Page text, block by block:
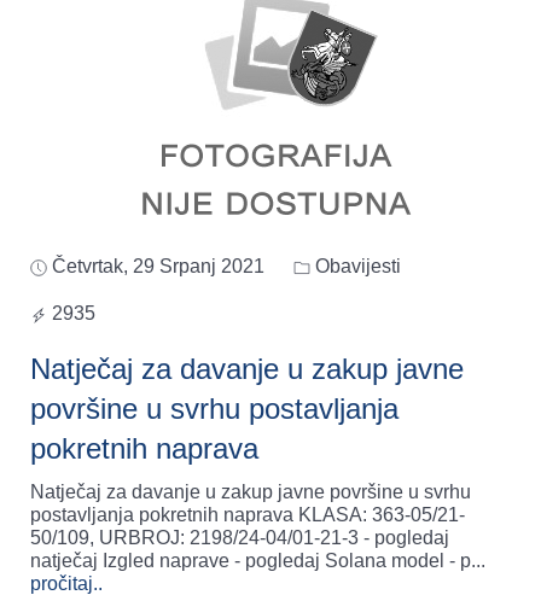
Četvrtak, 29 Srpanj 2021 Obavijesti
2935
Natječaj za davanje u zakup javne
površine u svrhu postavljanja
pokretnih naprava
Natječaj za davanje u zakup javne površine u svrhu
postavljanja pokretnih naprava KLASA: 363-05/21-
50/109, URBROJ: 2198/24-04/01-21-3 - pogledaj
natječaj Izgled naprave - pogledaj Solana model - p...
pročitaj..